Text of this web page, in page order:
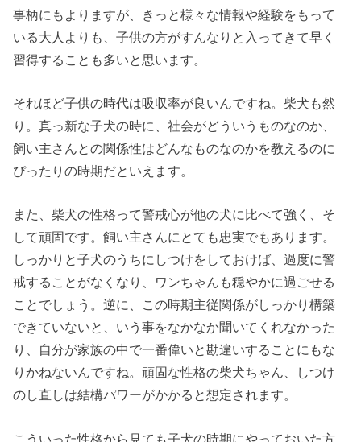
事柄にもよりますが、きっと様々な情報や経験をもって
いる大人よりも、子供の方がすんなりと入ってきて早く
習得することも多いと思います。
それほど子供の時代は吸収率が良いんですね。柴犬も然
り。真っ新な子犬の時に、社会がどういうものなのか、
飼い主さんとの関係性はどんなものなのかを教えるのに
ぴったりの時期だといえます。
また、柴犬の性格って警戒心が他の犬に比べて強く、そ
して頑固です。飼い主さんにとても忠実でもあります。
しっかりと子犬のうちにしつけをしておけば、過度に警
戒することがなくなり、ワンちゃんも穏やかに過ごせる
ことでしょう。逆に、この時期主従関係がしっかり構築
できていないと、いう事をなかなか聞いてくれなかった
り、自分が家族の中で一番偉いと勘違いすることにもな
りかねないんですね。頑固な性格の柴犬ちゃん、しつけ
のし直しは結構パワーがかかると想定されます。
こういった性格から見ても子犬の時期にやっておいた方